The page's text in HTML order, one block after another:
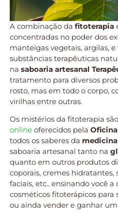
A combinação da fitoterapia
concentradas no poder dos
manteigas vegetais, argilas,
substâncias terapêuticas
na saboaria artesanal
tratamento para diversos
rosto, mas em todo o corpo,
virilhas entre outras.
Os mistérios da fitoterapia
online oferecidos pela
todos os saberes da
saboaria artesanal tanto na
quanto em outros produtos
coporais, cremes hidratantes,
faciais, etc.. ensinando você
cosméticos fitoterápicos para
ou ainda vender e ganhar